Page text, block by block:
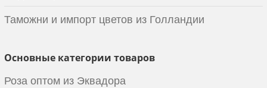
Таможни и импорт цветов из Голландии
Основные категории товаров
Роза оптом из Эквадора